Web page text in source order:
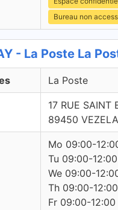
Bureau non
- La Poste La
La Poste
17 RUE SAINT
89450
Mo 09:00-
Tu 09:00-12:00
We 09:00-
Th 09:00-12:00
Fr 09:00-12:00